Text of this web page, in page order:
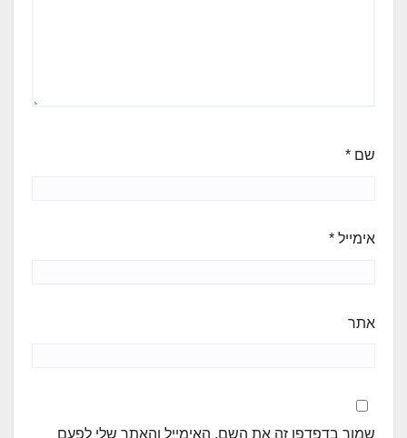
שם *
אימייל *
אתר
שמור בדפדפן זה את השם, האימייל והאתר שלי לפעם